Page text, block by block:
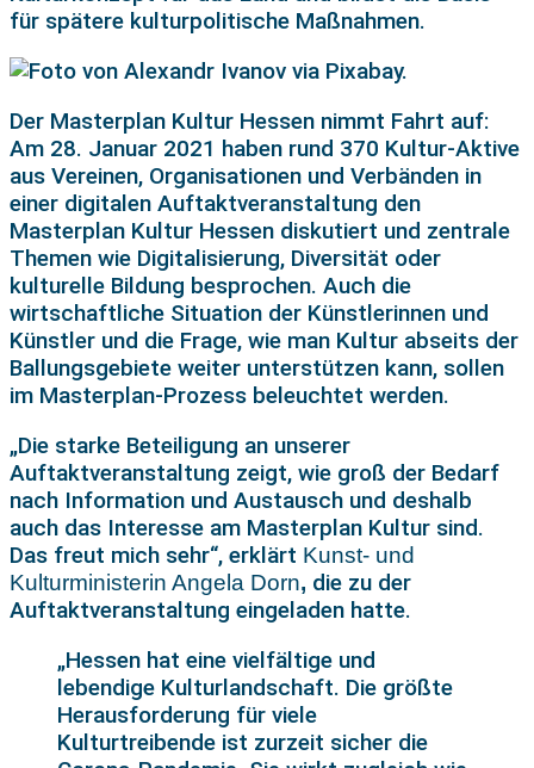
für spätere kulturpolitische Maßnahmen.
Der Masterplan Kultur Hessen nimmt Fahrt auf:
Am 28. Januar 2021 haben rund 370 Kultur-Aktive
aus Vereinen, Organisationen und Verbänden in
einer digitalen Auftaktveranstaltung den
Masterplan Kultur Hessen diskutiert und zentrale
Themen wie Digitalisierung, Diversität oder
kulturelle Bildung besprochen. Auch die
wirtschaftliche Situation der Künstlerinnen und
Künstler und die Frage, wie man Kultur abseits der
Ballungsgebiete weiter unterstützen kann, sollen
im Masterplan-Prozess beleuchtet werden.
„Die starke Beteiligung an unserer
Auftaktveranstaltung zeigt, wie groß der Bedarf
nach Information und Austausch und deshalb
auch das Interesse am Masterplan Kultur sind.
Das freut mich sehr“, erklärt Kunst- und
Kulturministerin Angela Dorn, die zu der
Auftaktveranstaltung eingeladen hatte.
„Hessen hat eine vielfältige und
lebendige Kulturlandschaft. Die größte
Herausforderung für viele
Kulturtreibende ist zurzeit sicher die